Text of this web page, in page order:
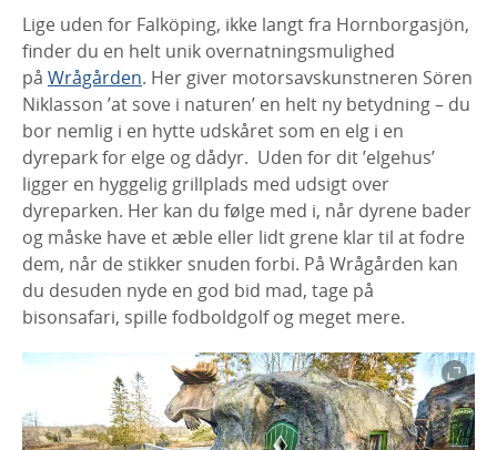
Lige uden for Falköping, ikke langt fra Hornborgasjön,
finder du en helt unik overnatningsmulighed
på Wrågården. Her giver motorsavskunstneren Sören
Niklasson ’at sove i naturen’ en helt ny betydning – du
bor nemlig i en hytte udskåret som en elg i en
dyrepark for elge og dådyr. Uden for dit ’elgehus’
ligger en hyggelig grillplads med udsigt over
dyreparken. Her kan du følge med i, når dyrene bader
og måske have et æble eller lidt grene klar til at fodre
dem, når de stikker snuden forbi. På Wrågården kan
du desuden nyde en god bid mad, tage på
bisonsafari, spille fodboldgolf og meget mere.